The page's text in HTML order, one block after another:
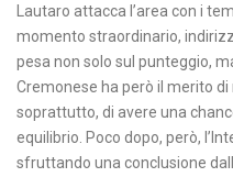
Lautaro attacca l’area con i
momento straordinario,
pesa non solo sul punteggio,
Cremonese ha però il merito
soprattutto, di avere una
equilibrio. Poco dopo, però,
sfruttando una conclusione